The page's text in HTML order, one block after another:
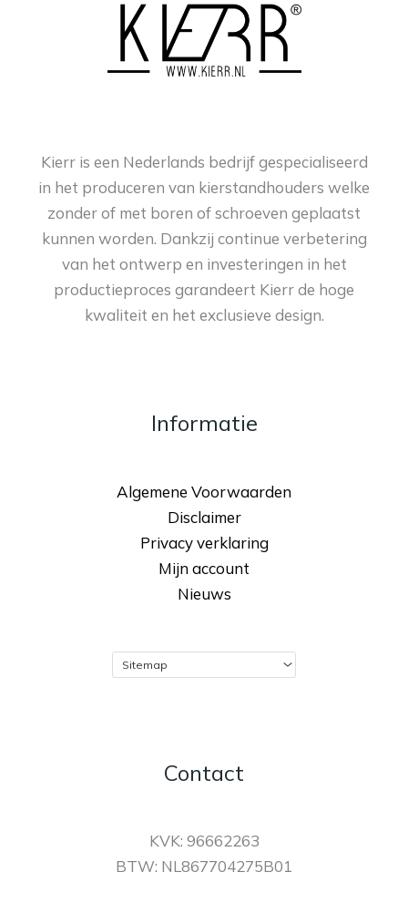
Kierr is een Nederlands bedrijf gespecialiseerd
in het produceren van kierstandhouders welke
zonder of met boren of schroeven geplaatst
kunnen worden. Dankzij continue verbetering
van het ontwerp en investeringen in het
productieproces garandeert Kierr de hoge
kwaliteit en het exclusieve design.
Informatie
Algemene Voorwaarden
Disclaimer
Privacy verklaring
Mijn account
Nieuws
Contact
KVK: 96662263
BTW: NL867704275B01